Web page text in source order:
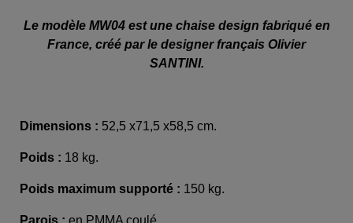
Le modèle MW04 est une chaise design fabriqué en
France, créé par le designer français Olivier
SANTINI.
Dimensions : 52,5 x71,5 x58,5 cm.
Poids : 18 kg.
Poids maximum supporté : 150 kg.
Parois : en PMMA coulé.